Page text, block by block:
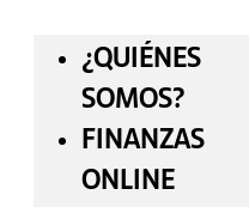
¿QUIÉNES
SOMOS?
FINANZAS
ONLINE